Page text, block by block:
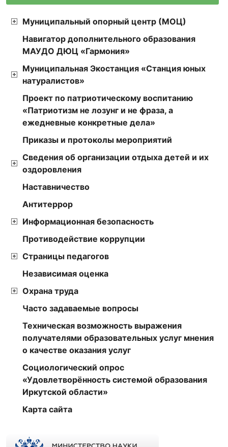
Муниципальный опорный центр (МОЦ)
Навигатор дополнительного образования
МАУДО ДЮЦ «Гармония»
Муниципальная Экостанция «Станция юных
натуралистов»
Проект по патриотическому воспитанию
«Патриотизм не лозунг и не фраза, а
ежедневные конкретные дела»
Приказы и протоколы мероприятий
Сведения об организации отдыха детей и их
оздоровления
Наставничество
Антитеррор
Информационная безопасность
Противодействие коррупции
Страницы педагогов
Независимая оценка
Охрана труда
Часто задаваемые вопросы
Техническая возможность выражения
получателями образовательных услуг мнения
о качестве оказания услуг
Социологический опрос
«Удовлетворённость системой образования
Иркутской области»
Карта сайта